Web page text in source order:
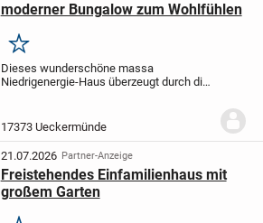
moderner Bungalow zum Wohlfühlen
Merken
Dieses wunderschöne massa
Niedrigenergie-Haus überzeugt durch die
gestalten. Es besticht gleichzeitig mit
17373 Ueckermünde
21.07.2026 Partner-Anzeige
Freistehendes Einfamilienhaus mit
großem Garten